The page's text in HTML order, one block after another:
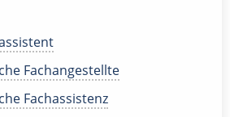
Fachangestellte
Fachassistenz